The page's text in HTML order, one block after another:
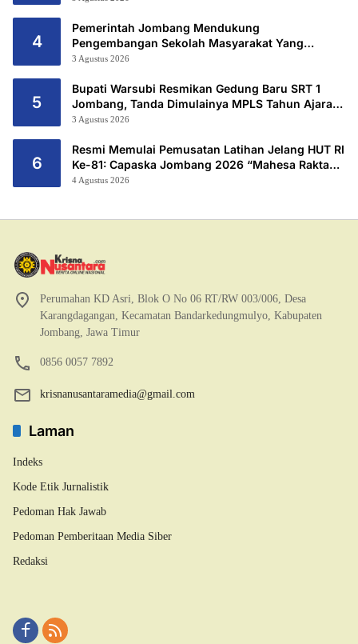
4
Pemerintah Jombang Mendukung
Pengembangan Sekolah Masyarakat Yang
Kurang Mampu Hingga Hibahkan 6,3 Hektar
3 Agustus 2026
5
Bupati Warsubi Resmikan Gedung Baru SRT 1
Jombang, Tanda Dimulainya MPLS Tahun Ajaran
2026/2027
3 Agustus 2026
6
Resmi Memulai Pemusatan Latihan Jelang HUT RI
Ke-81: Capaska Jombang 2026 “Mahesa Rakta
Garuda Yudha”.
4 Agustus 2026
Perumahan KD Asri, Blok O No 06 RT/RW 003/006, Desa
Karangdagangan, Kecamatan Bandarkedungmulyo, Kabupaten
Jombang, Jawa Timur
0856 0057 7892
krisnanusantaramedia@gmail.com
Laman
Indeks
Kode Etik Jurnalistik
Pedoman Hak Jawab
Pedoman Pemberitaan Media Siber
Redaksi